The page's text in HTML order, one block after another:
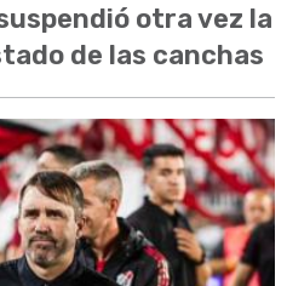
otra vez la
de las canchas